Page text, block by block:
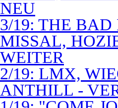
NEU
3/19: THE
MISSAL,
WEITER
2/19: LMX,
ANTHILL -